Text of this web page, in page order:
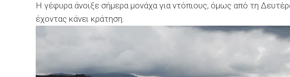
Η γέφυρα άνοιξε σήμερα μονάχα για ντόπιους, όμως από τη
έχοντας κάνει κράτηση.